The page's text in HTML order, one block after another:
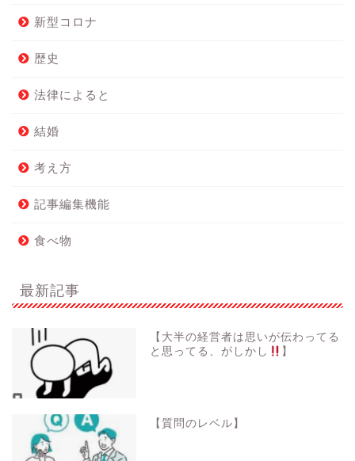
新型コロナ
歴史
法律によると
結婚
考え方
記事編集機能
食べ物
最新記事
【大半の経営者は思いが伝わってる
と思ってる、がしかし
】
【質問のレベル】